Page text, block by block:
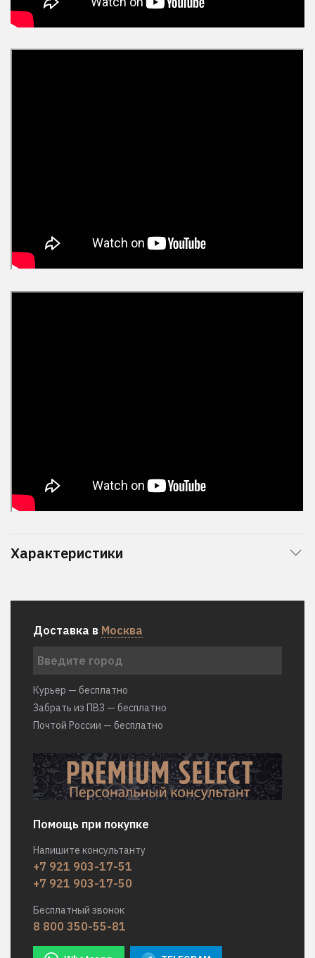
Характеристики
Доставка в Москва
Курьер — бесплатно
Забрать из ПВЗ — бесплатно
Почтой России — бесплатно
Помощь при покупке
Напишите консультанту
+7 921 903-17-51
+7 921 903-17-50
Бесплатный звонок
8 800 350-55-81